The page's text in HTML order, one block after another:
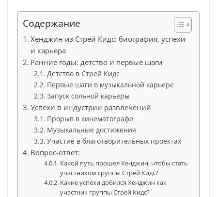
Содержание
Хенджин из Стрей Кидс: биография, успехи
и карьера
Ранние годы: детство и первые шаги
Детство в Стрей Кидс
Первые шаги в музыкальной карьере
Запуск сольной карьеры
Успехи в индустрии развлечений
Прорыв в кинематографе
Музыкальные достижения
Участие в благотворительных проектах
Вопрос-ответ:
Какой путь прошел Хенджин, чтобы стать
участником группы Стрей Кидс?
Какие успехи добился Хенджин как
участник группы Стрей Кидс?